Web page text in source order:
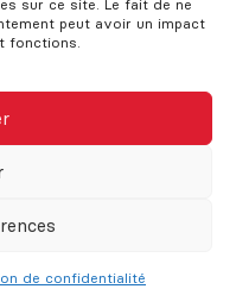
sur ce site. Le fait de ne
peut avoir un impact
fonctions.
de confidentialité
à Saint Laurent